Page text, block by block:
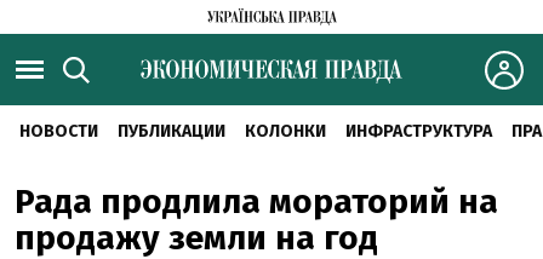
НОВОСТИ ПУБЛИКАЦИИ КОЛОНКИ ИНФРАСТРУКТУРА
Рада продлила мораторий на
продажу земли на год